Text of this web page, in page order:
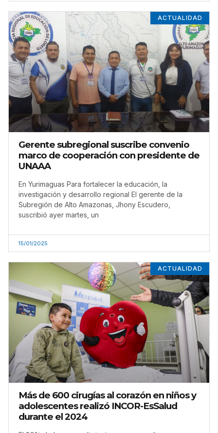
ACTUALIDAD
Gerente subregional suscribe convenio
marco de cooperación con presidente de
UNAAA
En Yurimaguas Para fortalecer la educación, la
investigación y desarrollo regional El gerente de la
Subregión de Alto Amazonas, Jhony Escudero,
suscribió ayer martes, un
15/01/2025
ACTUALIDAD
Más de 600 cirugías al corazón en niños y
adolescentes realizó INCOR-EsSalud
durante el 2024